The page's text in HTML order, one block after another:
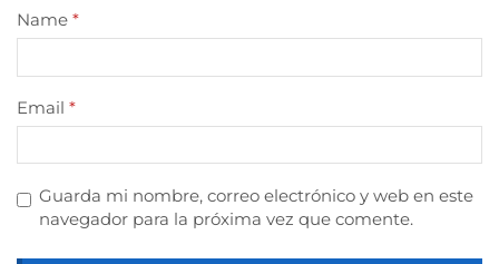
Name *
Email *
Guarda mi nombre, correo electrónico y web en este
navegador para la próxima vez que comente.